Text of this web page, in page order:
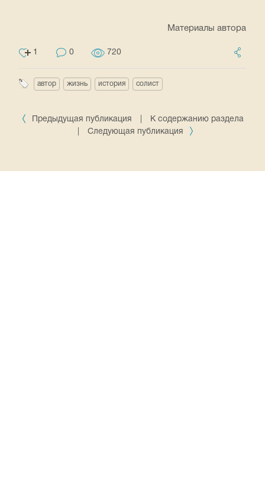
Материалы автора
1 0 720
автор жизнь история солист
Предыдущая публикация
К содержанию раздела
Следующая публикация